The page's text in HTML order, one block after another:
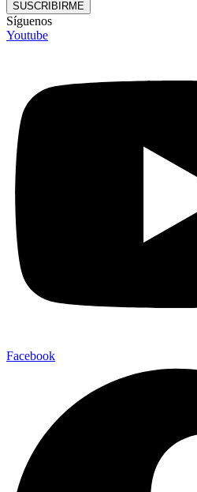
SUSCRIBIRME
Síguenos
Youtube
Facebook